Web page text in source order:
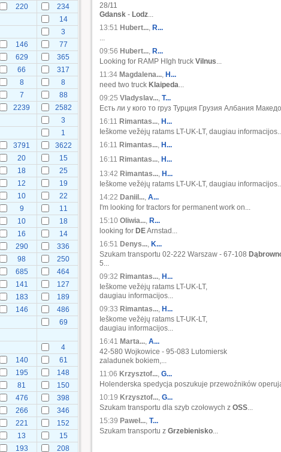
220
234
14
3
146
77
629
365
66
317
8
8
7
88
2239
2582
3
1
3791
3622
20
15
18
25
12
19
10
22
9
11
10
18
16
14
290
336
98
250
685
464
141
127
183
189
146
486
69
4
140
61
195
148
81
150
476
398
266
346
221
152
13
15
193 208
28/11
Gdansk- Lodz...
13:51 Hubert..., R...
...
09:56 Hubert..., R...
Looking for RAMP HIgh truck Vilnus...
11:34 Magdalena..., H...
need two truck Klaipeda...
09:25 Vladyslav..., Т...
Есть ли у кого то груз Турция Грузия Албания
16:11 Rimantas..., H...
Ieškome vežėjų ratams LT-UK-LT, daugiau
16:11 Rimantas..., H...
16:11 Rimantas..., H...
13:42 Rimantas..., H...
Ieškome vežėjų ratams LT-UK-LT, daugiau
14:22 Daniil..., A...
I'm looking for tractors for permanent work on...
15:10 Oliwia..., R...
looking for DEArnstad...
16:51 Denys..., K...
Szukam transportu 02-222 Warszaw - 67-108
5...
09:32 Rimantas..., H...
Ieškome vežėjų ratams LT-UK-LT,
daugiau informacijos...
09:33 Rimantas..., H...
Ieškome vežėjų ratams LT-UK-LT,
daugiau informacijos...
16:41 Marta..., A...
42-580 Wojkowice - 95-083 Lutomiersk
zaladunek bokiem,...
11:06 Krzysztof..., G...
Holenderska spedycja poszukuje przewoźników
10:19 Krzysztof..., G...
Szukam transportu dla szyb czołowych z OSS...
15:39 Paweł..., T...
Szukam transportu z Grzebienisko...